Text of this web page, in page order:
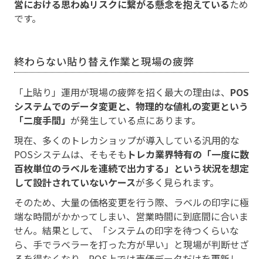
営における思わぬリスクに繋がる懸念を抱えているため
です。
終わらない貼り替え作業と現場の疲弊
「上貼り」運用が現場の疲弊を招く最大の理由は、 POS
システムでのデータ変更と、物理的な値札の変更という
「二度手間」 が発生している点にあります。
現在、多くのトレカショップが導入している汎用的な
POSシステムは、そもそも トレカ業界特有の「一度に数
百枚単位のラベルを連続で出力する」という状況を想定
して設計されていないケースが多く見られます。
そのため、大量の価格変更を行う際、ラベルの印字に極
端な時間がかかってしまい、営業時間に到底間に合いま
せん。結果として、「システムの印字を待つくらいな
ら、手でラベラーを打った方が早い」と現場が判断せざ